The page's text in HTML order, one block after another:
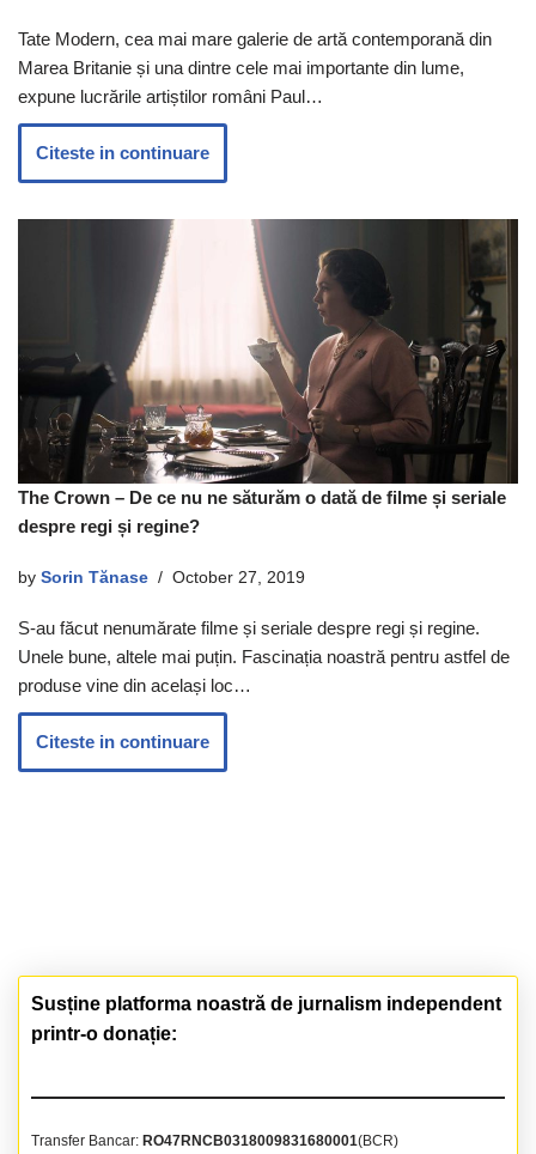
Tate Modern, cea mai mare galerie de artă contemporană din
Marea Britanie și una dintre cele mai importante din lume,
expune lucrările artiștilor români Paul…
Citeste in continuare
The Crown – De ce nu ne săturăm o dată de filme și seriale
despre regi și regine?
by Sorin Tănase October 27, 2019
S-au făcut nenumărate filme și seriale despre regi și regine.
Unele bune, altele mai puțin. Fascinația noastră pentru astfel de
produse vine din același loc…
Citeste in continuare
Susține platforma noastră de jurnalism independent
printr-o donație:
Transfer Bancar: RO47RNCB0318009831680001(BCR)